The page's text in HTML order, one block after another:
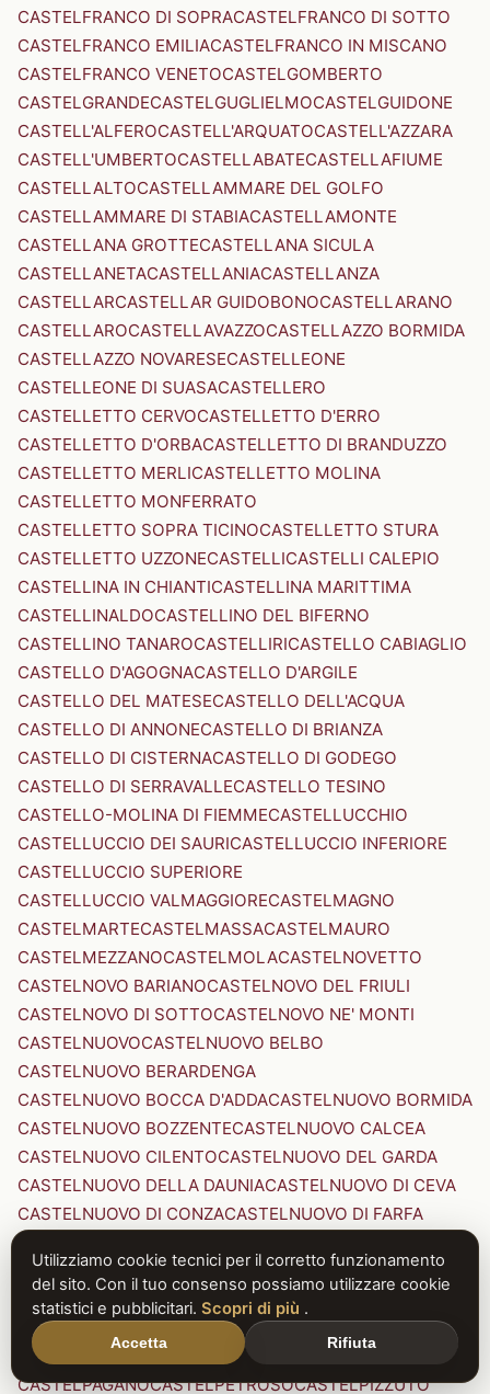
CASTELFRANCO DI SOPRACASTELFRANCO DI SOTTO
CASTELFRANCO EMILIACASTELFRANCO IN MISCANO
CASTELFRANCO VENETOCASTELGOMBERTO
CASTELGRANDECASTELGUGLIELMOCASTELGUIDONE
CASTELL'ALFEROCASTELL'ARQUATOCASTELL'AZZARA
CASTELL'UMBERTOCASTELLABATECASTELLAFIUME
CASTELLALTOCASTELLAMMARE DEL GOLFO
CASTELLAMMARE DI STABIACASTELLAMONTE
CASTELLANA GROTTECASTELLANA SICULA
CASTELLANETACASTELLANIACASTELLANZA
CASTELLARCASTELLAR GUIDOBONOCASTELLARANO
CASTELLAROCASTELLAVAZZOCASTELLAZZO BORMIDA
CASTELLAZZO NOVARESECASTELLEONE
CASTELLEONE DI SUASACASTELLERO
CASTELLETTO CERVOCASTELLETTO D'ERRO
CASTELLETTO D'ORBACASTELLETTO DI BRANDUZZO
CASTELLETTO MERLICASTELLETTO MOLINA
CASTELLETTO MONFERRATO
CASTELLETTO SOPRA TICINOCASTELLETTO STURA
CASTELLETTO UZZONECASTELLICASTELLI CALEPIO
CASTELLINA IN CHIANTICASTELLINA MARITTIMA
CASTELLINALDOCASTELLINO DEL BIFERNO
CASTELLINO TANAROCASTELLIRICASTELLO CABIAGLIO
CASTELLO D'AGOGNACASTELLO D'ARGILE
CASTELLO DEL MATESECASTELLO DELL'ACQUA
CASTELLO DI ANNONECASTELLO DI BRIANZA
CASTELLO DI CISTERNACASTELLO DI GODEGO
CASTELLO DI SERRAVALLECASTELLO TESINO
CASTELLO-MOLINA DI FIEMMECASTELLUCCHIO
CASTELLUCCIO DEI SAURICASTELLUCCIO INFERIORE
CASTELLUCCIO SUPERIORE
CASTELLUCCIO VALMAGGIORECASTELMAGNO
CASTELMARTECASTELMASSACASTELMAURO
CASTELMEZZANOCASTELMOLACASTELNOVETTO
CASTELNOVO BARIANOCASTELNOVO DEL FRIULI
CASTELNOVO DI SOTTOCASTELNOVO NE' MONTI
CASTELNUOVOCASTELNUOVO BELBO
CASTELNUOVO BERARDENGA
CASTELNUOVO BOCCA D'ADDACASTELNUOVO BORMIDA
CASTELNUOVO BOZZENTECASTELNUOVO CALCEA
CASTELNUOVO CILENTOCASTELNUOVO DEL GARDA
CASTELNUOVO DELLA DAUNIACASTELNUOVO DI CEVA
CASTELNUOVO DI CONZACASTELNUOVO DI FARFA
CASTELNUOVO DI PORTO CASTELNUOVO DON BOSCO
CASTELNUOVO MAGRACASTELNUOVO NIGRA
CASTELNUOVO PARANOCASTELNUOVO RANGONE
CASTELNUOVO SCRIVIA
CASTELNUOVO VAL DI CECINA
CASTELPAGANOCASTELPETROSOCASTELPIZZUTO
Utilizziamo cookie tecnici per il corretto funzionamento
del sito. Con il tuo consenso possiamo utilizzare cookie
statistici e pubblicitari. Scopri di più .
Accetta Rifiuta